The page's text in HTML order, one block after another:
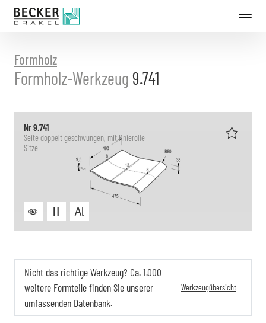
Direkt
Formholz
Formholz-Werkzeug 9.741
Nr 9.741
Seite doppelt geschwungen, mit Knierolle
Sitze
Nicht das richtige Werkzeug? Ca. 1.000
weitere Formteile finden Sie unserer
umfassenden Datenbank.
Werkzeugübersicht